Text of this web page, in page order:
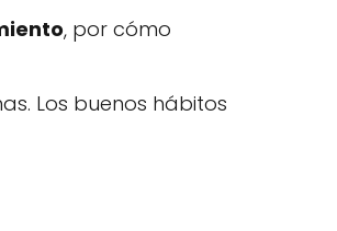
, por cómo
Los buenos hábitos